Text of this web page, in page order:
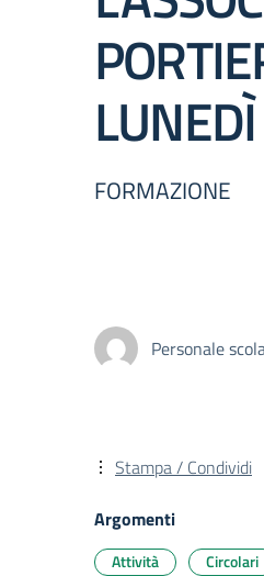
FORMAZIONE
Personale
Stampa / Condividi
Argomenti
Attività Circolari